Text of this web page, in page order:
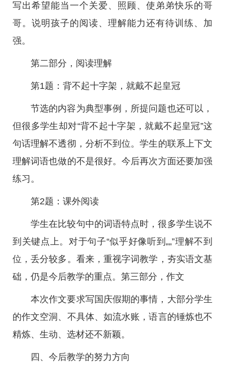
写出希望能当一个关爱、照顾、使弟弟快乐的哥
哥。说明孩子的阅读、理解能力还有待训练、加
强。
第二部分，阅读理解
第1题：背不起十字架，就戴不起皇冠
节选的内容为典型事例，所提问题也还可以，
但很多学生却对“背不起十字架，就戴不起皇冠”这
句话理解不透彻，分析不到位。学生的联系上下文
理解词语也做的不是很好。今后再次方面还要加强
练习。
第2题：课外阅读
学生在比较句中的词语特点时，很多学生说不
到关键点上。对于句子“似乎好像听到„„”理解不到
位，丢分较多。看来，重视字词教学，夯实语文基
础，仍是今后教学的重点。第三部分，作文
本次作文要求写国庆假期的事情，大部分学生
的作文空洞、不具体、如流水账，语言的锤炼也不
精炼、生动、选材还不新颖。
四、今后教学的努力方向